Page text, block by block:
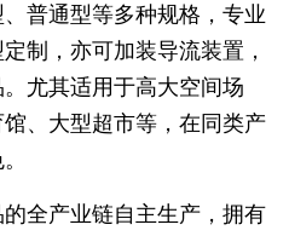
普通型等多种规格，专业
制，亦可加装导流装置，
尤其适用于高大空间场
、大型超市等，在同类产
全产业链自主生产，拥有